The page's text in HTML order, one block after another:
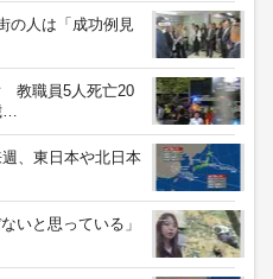
の人は「成功例見
教職員5人死亡20
週、東日本や北日本
いと思っている」